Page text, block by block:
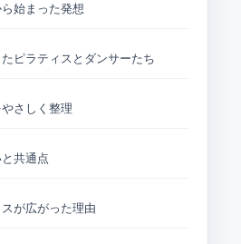
始まった発想
ピラティスとダンサーたち
さしく整理
共通点
が広がった理由